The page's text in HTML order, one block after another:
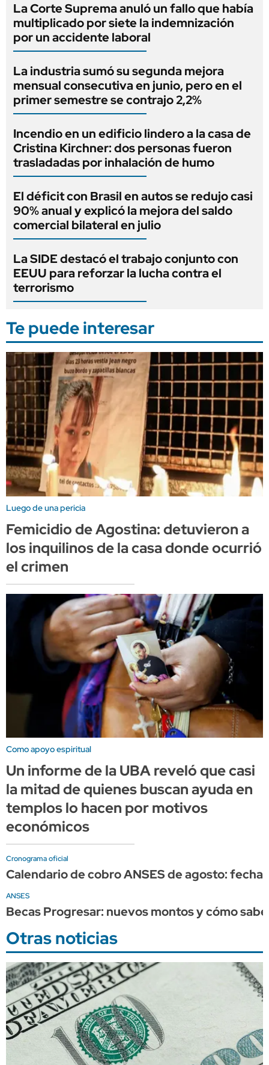
La Corte Suprema anuló un fallo que había
multiplicado por siete la indemnización
por un accidente laboral
La industria sumó su segunda mejora
mensual consecutiva en junio, pero en el
primer semestre se contrajo 2,2%
Incendio en un edificio lindero a la casa de
Cristina Kirchner: dos personas fueron
trasladadas por inhalación de humo
El déficit con Brasil en autos se redujo casi
90% anual y explicó la mejora del saldo
comercial bilateral en julio
La SIDE destacó el trabajo conjunto con
EEUU para reforzar la lucha contra el
terrorismo
Te puede interesar
Luego de una pericia
Femicidio de Agostina: detuvieron a
los inquilinos de la casa donde ocurrió
el crimen
Como apoyo espiritual
Un informe de la UBA reveló que casi
la mitad de quienes buscan ayuda en
templos lo hacen por motivos
económicos
Cronograma oficial
Calendario de cobro ANSES de agosto:
ANSES
Becas Progresar: nuevos montos y cómo
Otras noticias